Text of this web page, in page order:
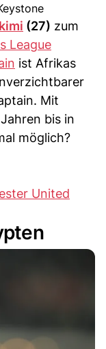
(27) zum
League
ist Afrikas
Mit
bis in
möglich?
United